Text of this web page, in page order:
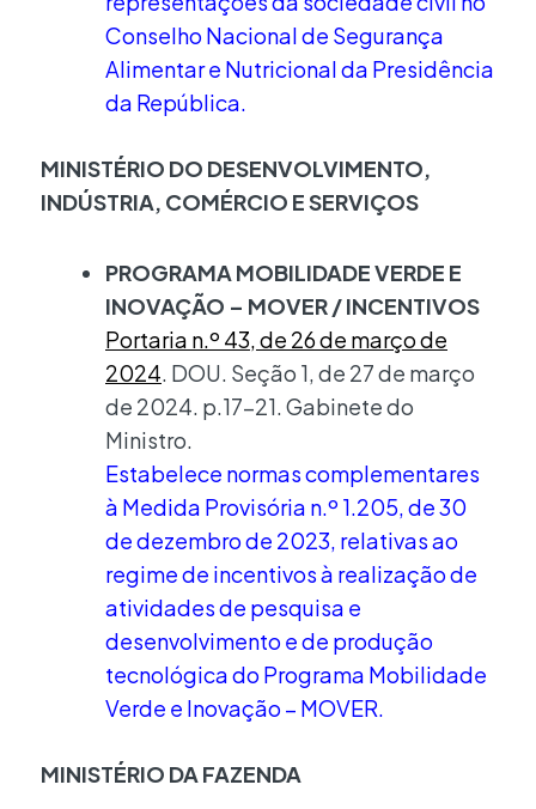
Conselho Nacional de Segurança
Alimentar e Nutricional da Presidência
da República.
MINISTÉRIO DO DESENVOLVIMENTO,
INDÚSTRIA, COMÉRCIO E SERVIÇOS
PROGRAMA MOBILIDADE VERDE E
INOVAÇÃO – MOVER / INCENTIVOS
Portaria n.º 43, de 26 de março de
2024. DOU. Seção 1, de 27 de março
de 2024. p.17-21. Gabinete do
Ministro.
Estabelece normas complementares
à Medida Provisória n.º 1.205, de 30
de dezembro de 2023, relativas ao
regime de incentivos à realização de
atividades de pesquisa e
desenvolvimento e de produção
tecnológica do Programa Mobilidade
Verde e Inovação – MOVER.
MINISTÉRIO DA FAZENDA